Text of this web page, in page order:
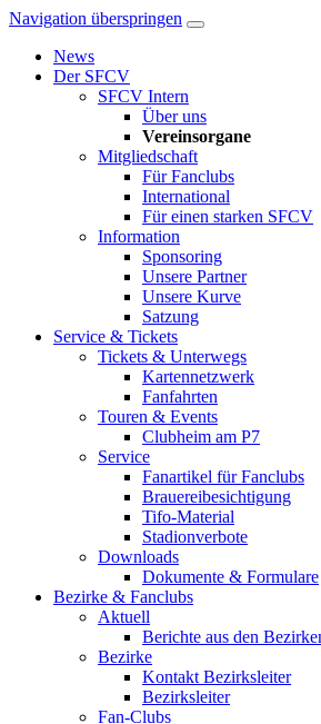
Navigation überspringen
News
Der SFCV
SFCV Intern
Über uns
Vereinsorgane
Mitgliedschaft
Für Fanclubs
International
Für einen starken SFCV
Information
Sponsoring
Unsere Partner
Unsere Kurve
Satzung
Service & Tickets
Tickets & Unterwegs
Kartennetzwerk
Fanfahrten
Touren & Events
Clubheim am P7
Service
Fanartikel für Fanclubs
Brauereibesichtigung
Tifo-Material
Stadionverbote
Downloads
Dokumente & Formulare
Bezirke & Fanclubs
Aktuell
Berichte aus den
Bezirke
Kontakt Bezirksleiter
Bezirksleiter
Fan-Clubs